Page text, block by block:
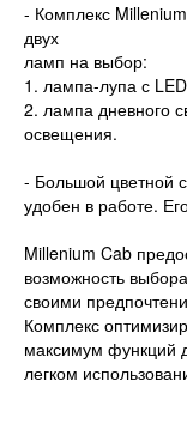
- Комплекс
двух
ламп на выбор:
1. лампа-лупа с
2. лампа дневного
освещения.
- Большой цветной
удобен в работе.
Millenium Cab
возможность
своими
Комплекс
максимум функций
легком